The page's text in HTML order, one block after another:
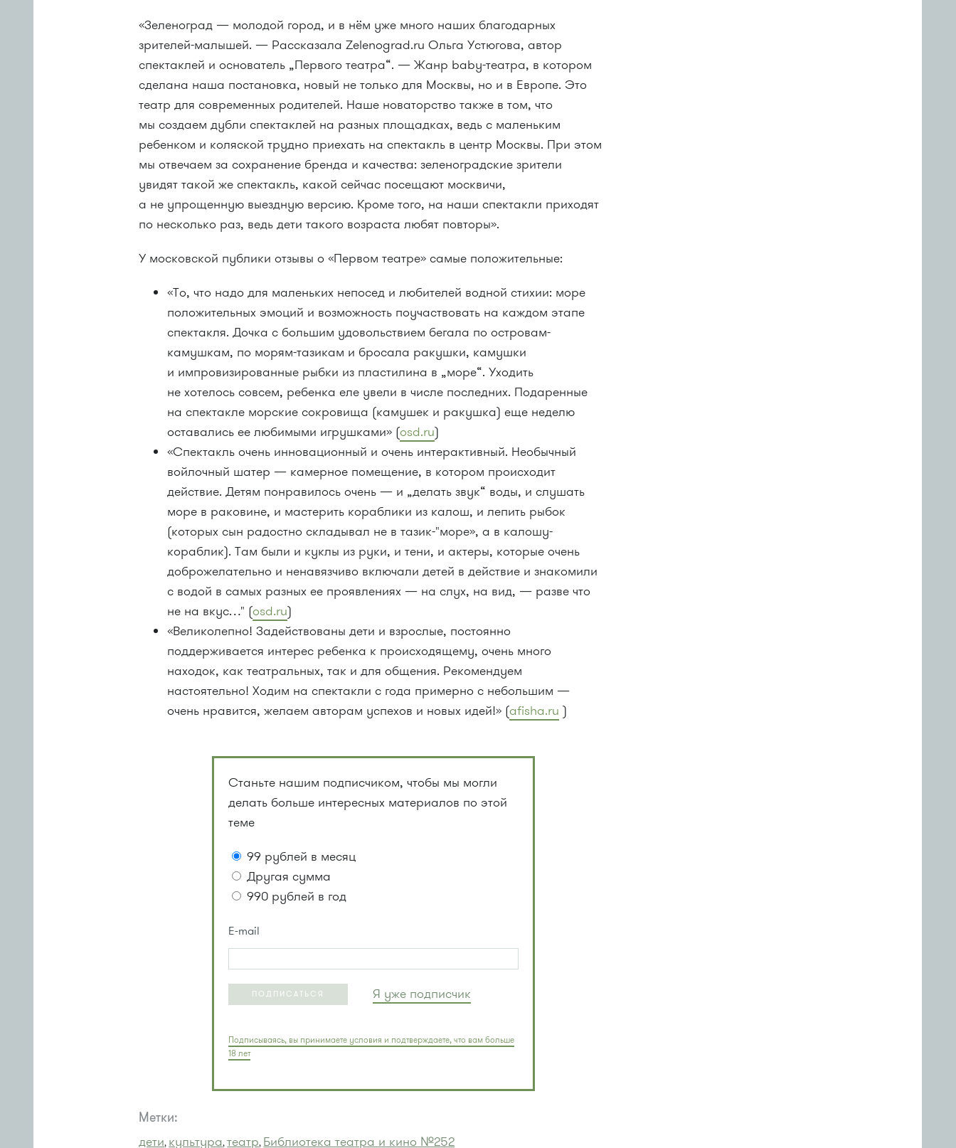
«Зеленоград — молодой город, и в нём уже много наших благодарных
зрителей-малышей. — Рассказала Zelenograd.ru Ольга Устюгова, автор
спектаклей и основатель „Первого театра“. — Жанр baby-театра, в котором
сделана наша постановка, новый не только для Москвы, но и в Европе. Это
театр для современных родителей. Наше новаторство также в том, что
мы создаем дубли спектаклей на разных площадках, ведь с маленьким
ребенком и коляской трудно приехать на спектакль в центр Москвы. При этом
мы отвечаем за сохранение бренда и качества: зеленоградские зрители
увидят такой же спектакль, какой сейчас посещают москвичи,
а не упрощенную выездную версию. Кроме того, на наши спектакли приходят
по несколько раз, ведь дети такого возраста любят повторы».
У московской публики отзывы о «Первом театре» самые положительные:
«То, что надо для маленьких непосед и любителей водной стихии: море
положительных эмоций и возможность поучаствовать на каждом этапе
спектакля. Дочка с большим удовольствием бегала по островам-
камушкам, по морям-тазикам и бросала ракушки, камушки
и импровизированные рыбки из пластилина в „море“. Уходить
не хотелось совсем, ребенка еле увели в числе последних. Подаренные
на спектакле морские сокровища (камушек и ракушка) еще неделю
оставались ее любимыми игрушками» (osd.ru)
«Спектакль очень инновационный и очень интерактивный. Необычный
войлочный шатер — камерное помещение, в котором происходит
действие. Детям понравилось очень — и „делать звук“ воды, и слушать
море в раковине, и мастерить кораблики из калош, и лепить рыбок
(которых сын радостно складывал не в тазик-"море», а в калошу-
кораблик). Там были и куклы из руки, и тени, и актеры, которые очень
доброжелательно и ненавязчиво включали детей в действие и знакомили
с водой в самых разных ее проявлениях — на слух, на вид, — разве что
не на вкус…" (osd.ru)
«Великолепно! Задействованы дети и взрослые, постоянно
поддерживается интерес ребенка к происходящему, очень много
находок, как театральных, так и для общения. Рекомендуем
настоятельно! Ходим на спектакли с года примерно с небольшим —
очень нравится, желаем авторам успехов и новых идей!» (afisha.ru )
Станьте нашим подписчиком, чтобы мы могли
делать больше интересных материалов по этой
теме
99 рублей в месяц
Другая сумма
990 рублей в год
E-mail
ПОДПИСАТЬСЯ Я уже подписчик
Подписываясь, вы принимаете условия и подтверждаете, что вам больше
18 лет
Метки:
дети, культура,театр, Библиотека театра и кино №252